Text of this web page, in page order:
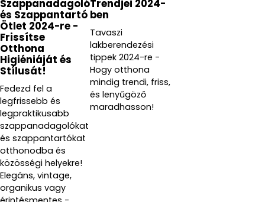
Szappanadagoló
és Szappantartó
Ötlet 2024-re -
Frissítse
Otthona
Higiéniáját és
Stílusát!
Fedezd fel a
legfrissebb és
legpraktikusabb
szappanadagolókat
és szappantartókat
otthonodba és
közösségi helyekre!
Elegáns, vintage,
organikus vagy
Trendjei 2024-
ben
Tavaszi
lakberendezési
tippek 2024-re -
Hogy otthona
mindig trendi, friss,
és lenyűgöző
maradhasson!